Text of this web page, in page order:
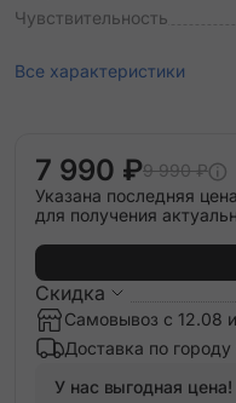
Чувствительность
Все характеристики
7 990 ₽9 990 ₽
Указана последняя
для получения
Скидка
Самовывоз с 12.08
Доставка по городу
У нас выгодная цена!